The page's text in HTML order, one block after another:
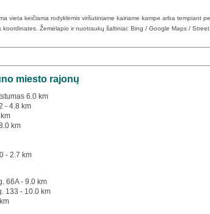
vieta keičiama rodyklėmis viršutiniame kairiame kampe arba tempiant
Žemėlapio ir nuotraukų šaltiniai: Bing / Google Maps / Street
miesto rajonų
6.0 km
- 4.8 km
km
- 2.7 km
66A - 9.0 km
133 - 10.0 km